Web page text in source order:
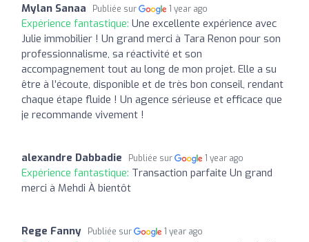
Mylan Sanaa Publiée sur 1 year ago
Expérience fantastique: Une excellente expérience avec
Julie immobilier ! Un grand merci à Tara Renon pour son
professionnalisme, sa réactivité et son
accompagnement tout au long de mon projet. Elle a su
être à l’écoute, disponible et de très bon conseil, rendant
chaque étape fluide ! Un agence sérieuse et efficace que
je recommande vivement !
alexandre Dabbadie Publiée sur 1 year ago
Expérience fantastique: Transaction parfaite Un grand
merci à Mehdi À bientôt
Rege Fanny Publiée sur 1 year ago